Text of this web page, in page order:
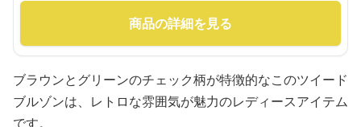
商品の詳細を見る
ブラウンとグリーンのチェック柄が特徴的なこのツイード
ブルゾンは、レトロな雰囲気が魅力のレディースアイテム
です。